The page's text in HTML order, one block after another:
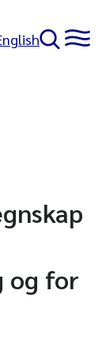
og for